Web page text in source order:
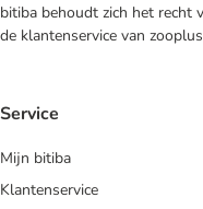
bitiba behoudt zich het recht
de klantenservice van
Service
Mijn bitiba
Klantenservice